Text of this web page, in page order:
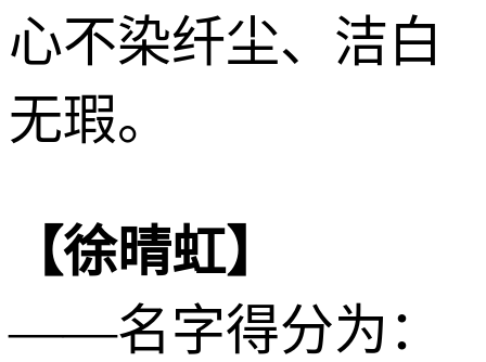
心不染纤尘、洁白
无瑕。
【徐晴虹】
——名字得分为：